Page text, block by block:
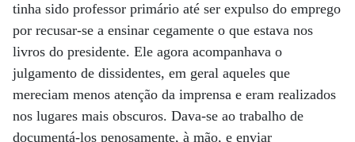
tinha sido professor primário até ser expulso do emprego
por recusar-se a ensinar cegamente o que estava nos
livros do presidente. Ele agora acompanhava o
julgamento de dissidentes, em geral aqueles que
mereciam menos atenção da imprensa e eram realizados
nos lugares mais obscuros. Dava-se ao trabalho de
documentá-los penosamente, à mão, e enviar